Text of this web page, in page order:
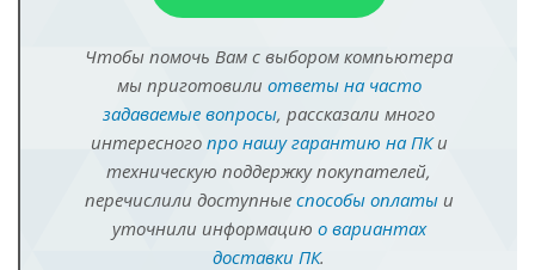
Чтобы помочь Вам с выбором компьютера
мы приготовили ответы на часто
задаваемые вопросы, рассказали много
интересного про нашу гарантию на ПКи
техническую поддержку покупателей,
перечислили доступные способы оплатыи
уточнили информацию о вариантах
доставки ПК.